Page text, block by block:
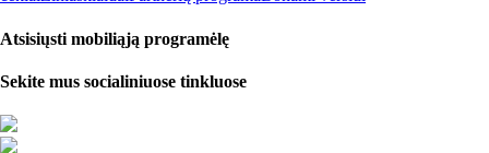
Atsisiųsti mobiliąją programėlę
Sekite mus socialiniuose tinkluose